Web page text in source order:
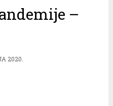
–
2020.